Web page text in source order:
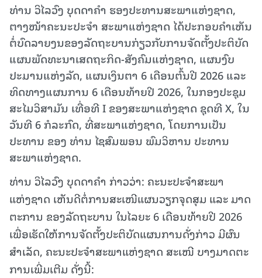
ທ່ານ ວິໄລວົງ ບຸດດາຄຳ ຮອງປະທານສະພາແຫ່ງຊາດ,
ຕາງໜ້າຄະນະປະຈຳ ສະພາແຫ່ງຊາດ ໄດ້ປະກອບຄຳເຫັນ
ຕໍ່ບົດລາຍງນຂອງລັດຖະບານກ່ຽວກັບການຈັດຕັ້ງປະຕິບັດ
ແຜນພັດທະນາເສດຖະກິດ-ສັງຄົມແຫ່ງຊາດ, ແຜນງົບ
ປະມານແຫ່ງລັດ, ແຜນເງິນຕາ 6 ເດືອນຕົ້ນປີ 2026 ແລະ
ທິດທາງແຜນການ 6 ເດືອນທ້າຍປີ 2026, ໃນກອງປະຊຸມ
ສະໄມວິສາມັນ ເທື່ອທີ I ຂອງສະພາແຫ່ງຊາດ ຊຸດທີ X, ໃນ
ວັນທີ 6 ກໍລະກົດ, ທີ່ສະພາແຫ່ງຊາດ, ໂດຍການເປັນ
ປະທານ ຂອງ ທ່ານ ໄຊສົມພອນ ພົມວິຫານ ປະທານ
ສະພາແຫ່ງຊາດ.
ທ່ານ ວິໄລວົງ ບຸດດາຄຳ ກ່າວວ່າ: ຄະນະປະຈຳສະພາ
ແຫ່ງຊາດ ເຫັນດີຕໍ່ການສະເໜີແຜນວຽກຈຸດສຸມ ແລະ ມາດ
ຕະການ ຂອງລັດຖະບານ ໃນໄລຍະ 6 ເດືອນທ້າຍປີ 2026
ເພື່ອເຮັດໃຫ້ການຈັດຕັ້ງປະຕິບັດແຜນການດັ່ງກ່າວ ມີຜົນ
ສໍາເລັດ, ຄະນະປະຈຳສະພາແຫ່ງຊາດ ສະເໜີ ບາງມາດຕະ
ການເພີ່ມເຕີມ ດັ່ງນີ້: